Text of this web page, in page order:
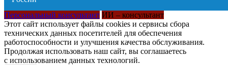
Персональный консультант ИИ – консультант
Этот сайт использует файлы cookies и сервисы сбора
технических данных посетителей для обеспечения
работоспособности и улучшения качества обслуживания.
Продолжая использовать наш сайт, вы соглашаетесь
с использованием данных технологий.